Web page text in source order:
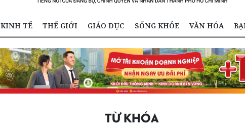
KINH TẾ THẾ GIỚI GIÁO DỤC SỐNG KHỎE VĂN HÓA
TỪ KHÓA